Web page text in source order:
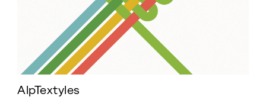
AlpTextyles